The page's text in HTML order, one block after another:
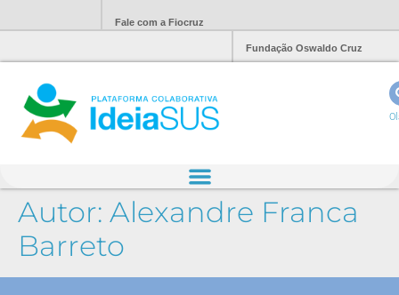
Fale com a Fiocruz
Fundação Oswaldo Cruz
Autor: Alexandre Franca
Barreto